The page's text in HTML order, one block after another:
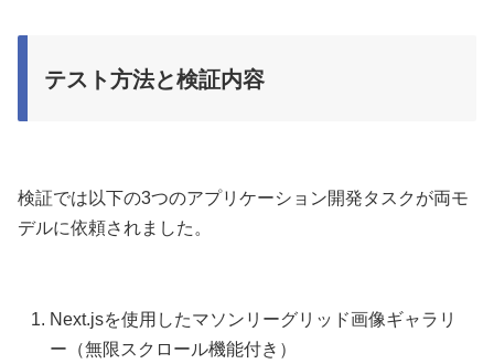
テスト方法と検証内容
検証では以下の3つのアプリケーション開発タスクが両モ
デルに依頼されました。
Next.jsを使用したマソンリーグリッド画像ギャラリ
ー（無限スクロール機能付き）